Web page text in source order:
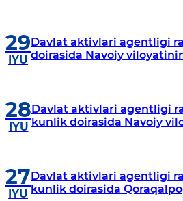
29
IYU
Davlat aktivlari agentligi
doirasida Navoiy
28
IYU
Davlat aktivlari agentligi
kunlik doirasida Navoiy
27
IYU
Davlat aktivlari agentligi
kunlik doirasida